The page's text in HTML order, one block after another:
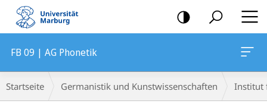
Mobile-
Navigation
FB 09 | AG Phonetik
Breadcrumb-
Navigation
Startseite Germanistik und Kunstwissenschaften Institut